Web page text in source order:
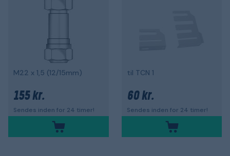
M22 x 1,5 (12/15mm)
155 kr.
Sendes inden for 24 timer!
til TCN 1
60 kr.
Sendes inden for 24 timer!